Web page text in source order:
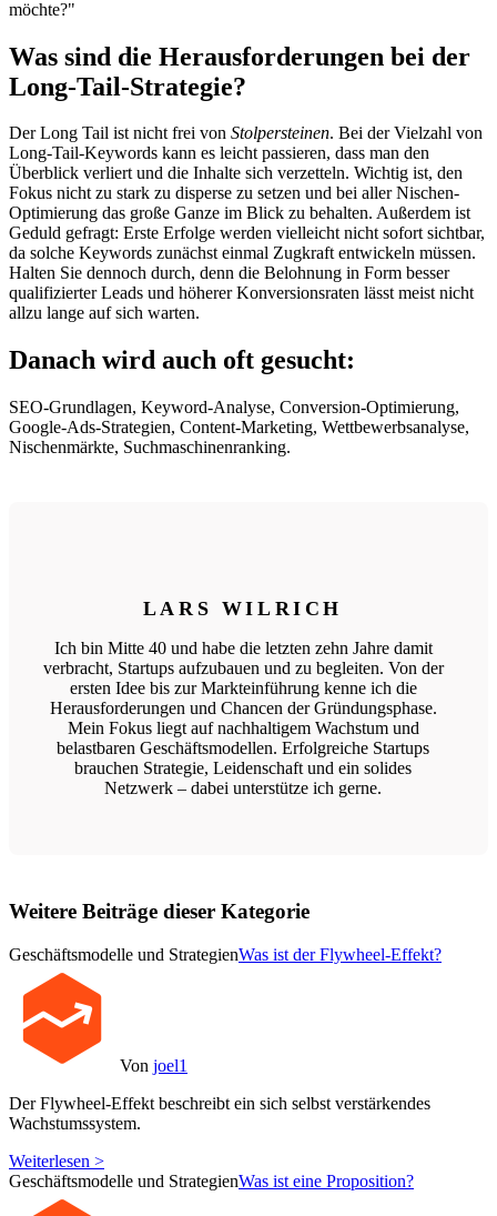
möchte?"
Was sind die Herausforderungen bei der
Long-Tail-Strategie?
Der Long Tail ist nicht frei von Stolpersteinen. Bei der Vielzahl von
Long-Tail-Keywords kann es leicht passieren, dass man den
Überblick verliert und die Inhalte sich verzetteln. Wichtig ist, den
Fokus nicht zu stark zu disperse zu setzen und bei aller Nischen-
Optimierung das große Ganze im Blick zu behalten. Außerdem ist
Geduld gefragt: Erste Erfolge werden vielleicht nicht sofort sichtbar,
da solche Keywords zunächst einmal Zugkraft entwickeln müssen.
Halten Sie dennoch durch, denn die Belohnung in Form besser
qualifizierter Leads und höherer Konversionsraten lässt meist nicht
allzu lange auf sich warten.
Danach wird auch oft gesucht:
SEO-Grundlagen, Keyword-Analyse, Conversion-Optimierung,
Google-Ads-Strategien, Content-Marketing, Wettbewerbsanalyse,
Nischenmärkte, Suchmaschinenranking.
LARS WILRICH
Ich bin Mitte 40 und habe die letzten zehn Jahre damit
verbracht, Startups aufzubauen und zu begleiten. Von der
ersten Idee bis zur Markteinführung kenne ich die
Herausforderungen und Chancen der Gründungsphase.
Mein Fokus liegt auf nachhaltigem Wachstum und
belastbaren Geschäftsmodellen. Erfolgreiche Startups
brauchen Strategie, Leidenschaft und ein solides
Netzwerk – dabei unterstütze ich gerne.
Weitere Beiträge dieser Kategorie
Geschäftsmodelle und StrategienWas ist der Flywheel-Effekt?
Von joel1
Der Flywheel-Effekt beschreibt ein sich selbst verstärkendes
Wachstumssystem.
Weiterlesen >
Geschäftsmodelle und StrategienWas ist eine Proposition?